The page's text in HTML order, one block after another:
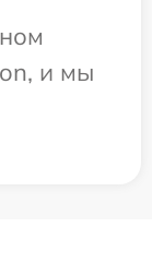
и мы